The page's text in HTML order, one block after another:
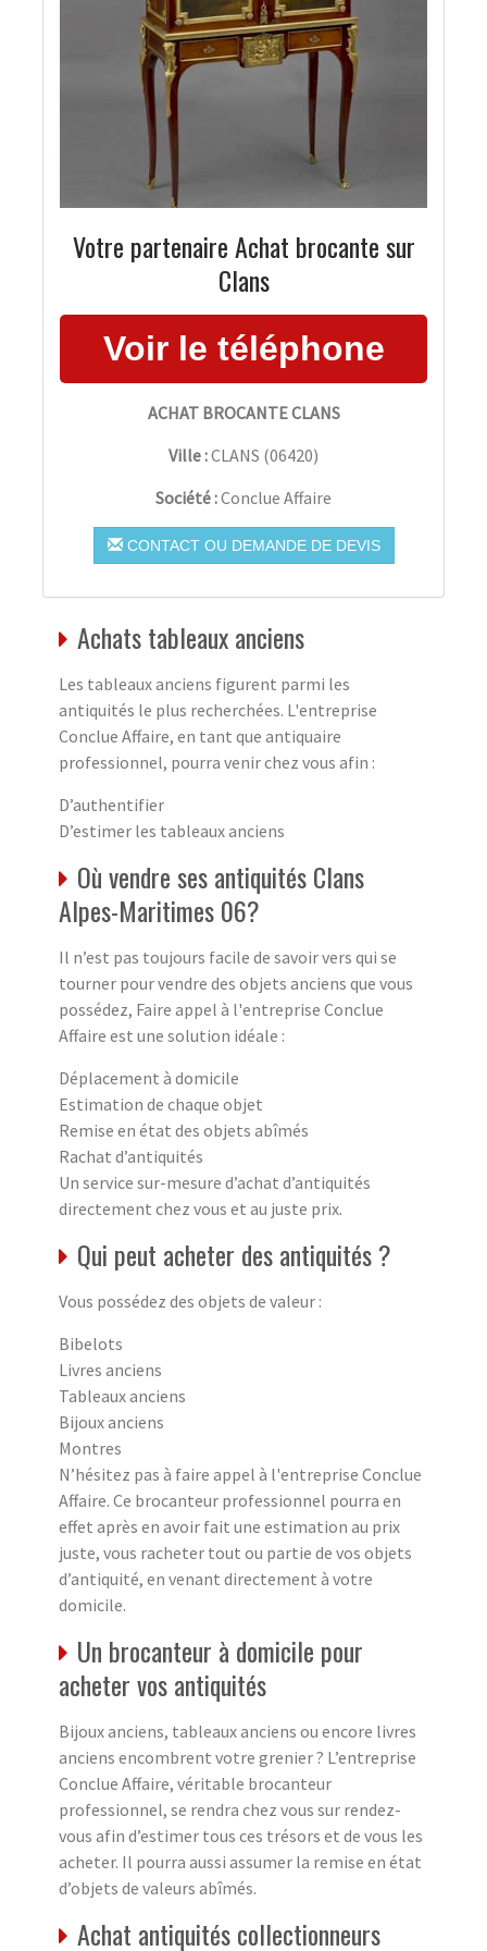
Votre partenaire Achat brocante sur
Clans
ACHAT BROCANTE CLANS
Ville :CLANS (06420)
Société :Conclue Affaire
CONTACT OU DEMANDE DE DEVIS
Achats tableaux anciens
Les tableaux anciens figurent parmi les
antiquités le plus recherchées. L'entreprise
Conclue Affaire, en tant que antiquaire
professionnel, pourra venir chez vous afin :
D’authentifier
D’estimer les tableaux anciens
Où vendre ses antiquités Clans
Alpes-Maritimes 06?
Il n’est pas toujours facile de savoir vers qui se
tourner pour vendre des objets anciens que vous
possédez, Faire appel à l'entreprise Conclue
Affaire est une solution idéale :
Déplacement à domicile
Estimation de chaque objet
Remise en état des objets abîmés
Rachat d’antiquités
Un service sur-mesure d’achat d’antiquités
directement chez vous et au juste prix.
Qui peut acheter des antiquités ?
Vous possédez des objets de valeur :
Bibelots
Livres anciens
Tableaux anciens
Bijoux anciens
Montres
N’hésitez pas à faire appel à l'entreprise Conclue
Affaire. Ce brocanteur professionnel pourra en
effet après en avoir fait une estimation au prix
juste, vous racheter tout ou partie de vos objets
d’antiquité, en venant directement à votre
domicile.
Un brocanteur à domicile pour
acheter vos antiquités
Bijoux anciens, tableaux anciens ou encore livres
anciens encombrent votre grenier ? L’entreprise
Conclue Affaire, véritable brocanteur
professionnel, se rendra chez vous sur rendez-
vous afin d’estimer tous ces trésors et de vous les
acheter. Il pourra aussi assumer la remise en état
d’objets de valeurs abîmés.
Achat antiquités collectionneurs